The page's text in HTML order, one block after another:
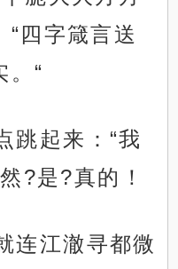
四字箴言送
“
跳起来：“我
?是?真的！
连江澈寻都微